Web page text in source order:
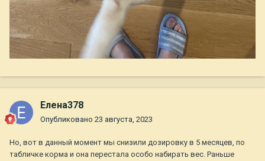
Елена378
Опубликовано 23 августа, 2023
Но, вот в данный момент мы снизили дозировку в 5 месяцев, по
табличке корма и она перестала особо набирать вес. Раньше